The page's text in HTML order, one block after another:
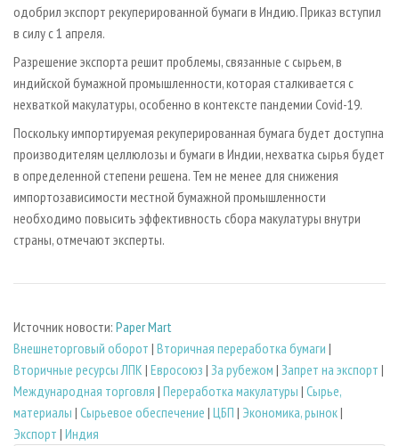
одобрил экспорт рекуперированной бумаги в Индию. Приказ вступил
в силу с 1 апреля.
Разрешение экспорта решит проблемы, связанные с сырьем, в
индийской бумажной промышленности, которая сталкивается с
нехваткой макулатуры, особенно в контексте пандемии Covid-19.
Поскольку импортируемая рекуперированная бумага будет доступна
производителям целлюлозы и бумаги в Индии, нехватка сырья будет
в определенной степени решена. Тем не менее для снижения
импортозависимости местной бумажной промышленности
необходимо повысить эффективность сбора макулатуры внутри
страны, отмечают эксперты.
Источник новости: Paper Mart
Внешнеторговый оборот | Вторичная переработка бумаги |
Вторичные ресурсы ЛПК | Евросоюз | За рубежом | Запрет на экспорт |
Международная торговля | Переработка макулатуры | Сырье,
материалы | Сырьевое обеспечение | ЦБП | Экономика, рынок|
Экспорт | Индия